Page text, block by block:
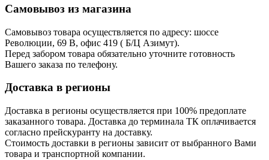
Самовывоз из магазина
Самовывоз товара осуществляется по адресу: шоссе
Революции, 69 В, офис 419 ( Б/Ц Азимут).
Перед забором товара обязательно уточните готовность
Вашего заказа по телефону.
Доставка в регионы
Доставка в регионы осуществляется при 100% предоплате
заказанного товара. Доставка до терминала ТК оплачивается
согласно прейскуранту на доставку.
Стоимость доставки в регионы зависит от выбранного Вами
товара и транспортной компании.